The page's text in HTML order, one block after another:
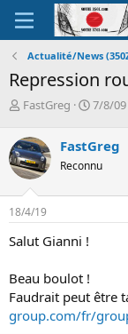
Actualité/News
Repression
A
t
e
u
r
d
e
a
i
s
c
FastGreg
D
e
d
d
7/8/09
FastGreg
Reconnu
18/4/19
Salut Gianni !
Beau boulot !
Faudrait peut être
group.com/fr/